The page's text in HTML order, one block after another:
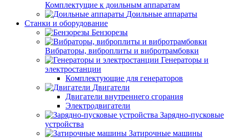
Комплектущие к доильным аппаратам
Доильные аппараты
Станки и оборудование
Бензорезы
Вибраторы, виброплиты и вибротрамбовки
Генераторы и
электростанции
Комплектующие для генераторов
Двигатели
Двигатели внутреннего сгорания
Электродвигатели
Зарядно-пусковые
устройства
Затирочные машины